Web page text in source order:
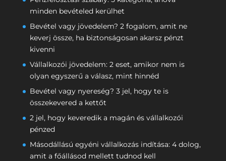
minden bevételed kerülhet
Bevétel vagy jövedelem? 2 fogalom, amit ne
keverj össze, ha biztonságosan akarsz pénzt
kivenni
Vállalkozói jövedelem: 2 eset, amikor nem is
olyan egyszerű a válasz, mint hinnéd
Bevétel vagy nyereség? 3 jel, hogy te is
összekevered a kettőt
2 jel, hogy keveredik a magán és vállalkozói
pénzed
Másodállású egyéni vállalkozás indítása: 4 dolog,
amit a főállásod mellett tudnod kell